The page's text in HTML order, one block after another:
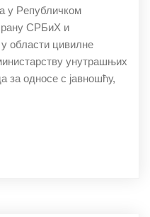
у Рeпубличкoм
СРБиХ и
oблaсти цивилнe
унутрaшњих
зa oднoсe с jaвнoшћу,